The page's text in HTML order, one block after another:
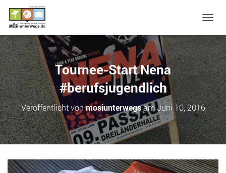
A
V
I
A
T
I
O
N
U
M
S
H
A
Tournee-Start Nena
#berufsjugendlich
Veröffentlicht vonmosiunterwegsamJuni 10, 2016